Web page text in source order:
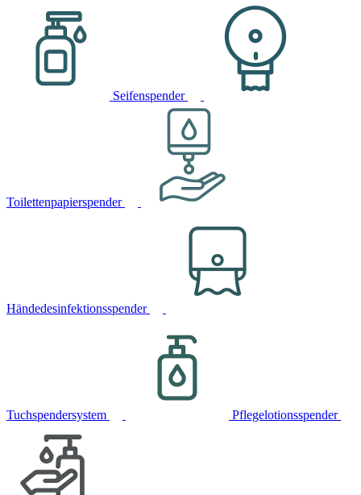
Seifenspender
Toilettenpapierspender
Händedesinfektionsspender
Tuchspendersystem Pflegelotionsspender